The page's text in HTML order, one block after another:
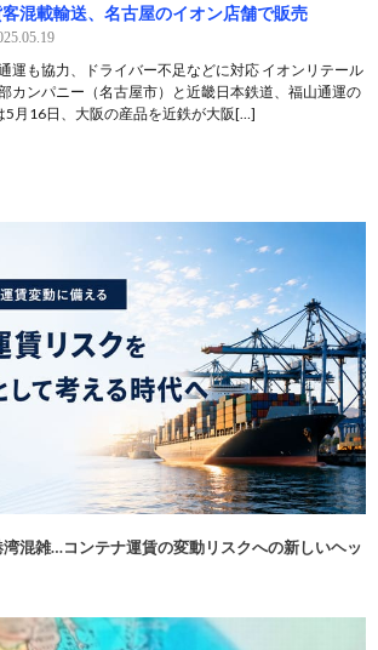
混載輸送、名古屋のイオン店舗で販売
運も協力、ドライバー不足などに対応 イオンリテール
カンパニー（名古屋市）と近畿日本鉄道、福山通運の
5月16日、大阪の産品を近鉄が大阪[…]
混雑…コンテナ運賃の変動リスクへの新しいヘッ